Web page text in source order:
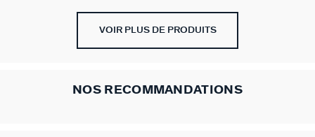
VOIR PLUS DE PRODUITS
NOS RECOMMANDATIONS